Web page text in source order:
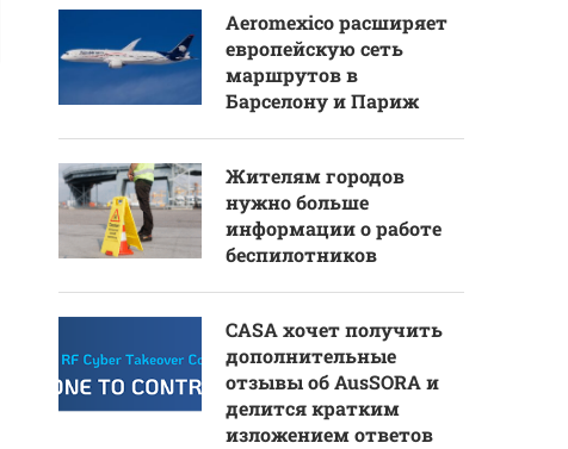
Aeromexico расширяет
европейскую сеть
маршрутов в
Барселону и Париж
Жителям городов
нужно больше
информации о работе
беспилотников
CASA хочет получить
дополнительные
отзывы об AusSORA и
делится кратким
изложением ответов